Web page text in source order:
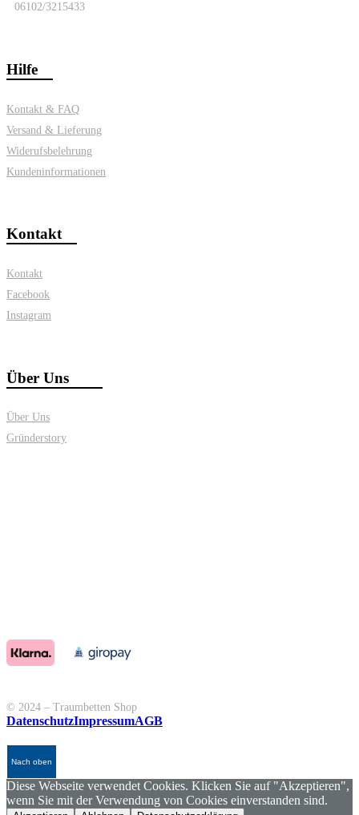
06102/3215433
Hilfe
Kontakt & FAQ
Versand & Lieferung
Widerufsbelehrung
Kundeninformationen
Kontakt
Kontakt
Facebook
Instagram
Über Uns
Über Uns
Gründerstory
© 2024 – Traumbetten Shop
DatenschutzImpressumAGB
Nach oben
Diese Webseite verwendet Cookies. Klicken Sie auf "Akzeptieren",
wenn Sie mit der Verwendung von Cookies einverstanden sind.